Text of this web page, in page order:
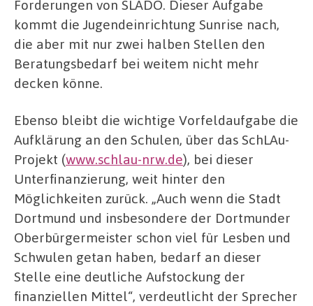
Forderungen von SLADO. Dieser Aufgabe
kommt die Jugendeinrichtung Sunrise nach,
die aber mit nur zwei halben Stellen den
Beratungsbedarf bei weitem nicht mehr
decken könne.
Ebenso bleibt die wichtige Vorfeldaufgabe die
Aufklärung an den Schulen, über das SchLAu-
Projekt (www.schlau-nrw.de), bei dieser
Unterfinanzierung, weit hinter den
Möglichkeiten zurück. „Auch wenn die Stadt
Dortmund und insbesondere der Dortmunder
Oberbürgermeister schon viel für Lesben und
Schwulen getan haben, bedarf an dieser
Stelle eine deutliche Aufstockung der
finanziellen Mittel“, verdeutlicht der Sprecher